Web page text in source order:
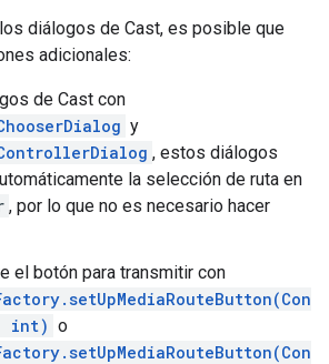
diálogos de Cast, es posible que
adicionales:
de Cast con
y
, estos diálogos
la selección de ruta en
, por lo que no es necesario hacer
el botón para transmitir con
int) o